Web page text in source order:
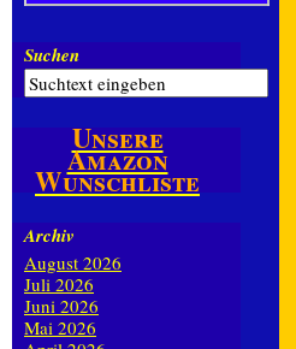
Suchen
Unsere
Amazon
Wunschliste
Archiv
August 2026
Juli 2026
Juni 2026
Mai 2026